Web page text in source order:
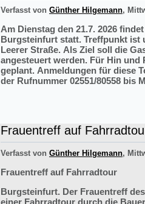
Verfasst von Günther Hilgemann,
Am Dienstag den 21.7. 2026
Burgsteinfurt statt. Treffpunkt ist
Leerer Straße. Als Ziel soll die
angesteuert werden. Für Hin und
geplant. Anmeldungen für diese
der Rufnummer 02551/80558 bis
Frauentreff auf
Verfasst von Günther Hilgemann,
Frauentreff auf Fahrradtour
Burgsteinfurt. Der Frauentreff
einer Fahrradtour durch die